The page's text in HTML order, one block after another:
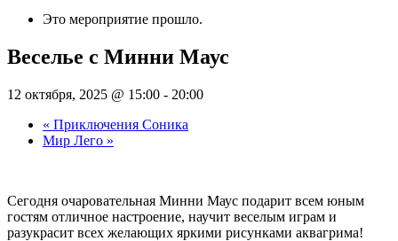
Это мероприятие прошло.
Веселье с Минни Маус
12 октября, 2025 @ 15:00 - 20:00
« Приключения Соника
Мир Лего »
Сегодня очаровательная Минни Маус подарит всем юным
гостям отличное настроение, научит веселым играм и
разукрасит всех желающих яркими рисунками аквагрима!